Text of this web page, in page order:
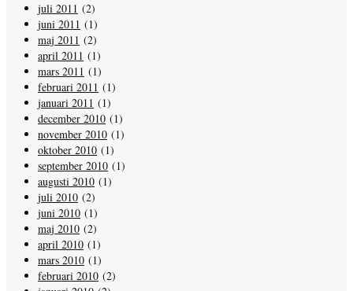
juli 2011 (2)
juni 2011 (1)
maj 2011 (2)
april 2011 (1)
mars 2011 (1)
februari 2011 (1)
januari 2011 (1)
december 2010 (1)
november 2010 (1)
oktober 2010 (1)
september 2010 (1)
augusti 2010 (1)
juli 2010 (2)
juni 2010 (1)
maj 2010 (2)
april 2010 (1)
mars 2010 (1)
februari 2010 (2)